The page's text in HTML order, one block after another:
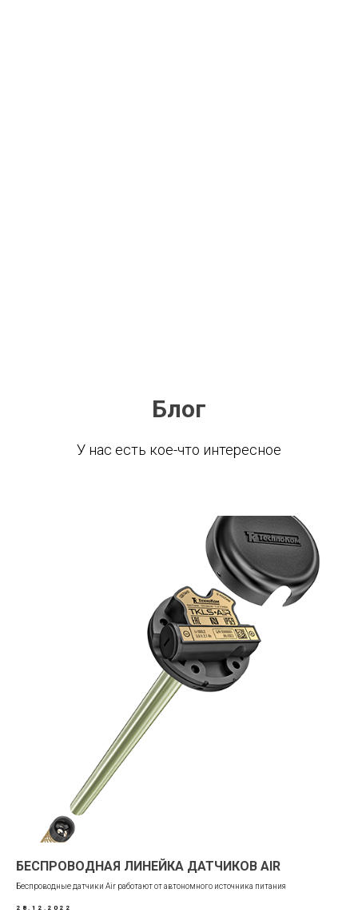
Блог
У нас есть кое-что интересное
БЕСПРОВОДНАЯ ЛИНЕЙКА ДАТЧИКОВ AIR
Беспроводные датчики Air работают от автономного источника питания
28.12.2022